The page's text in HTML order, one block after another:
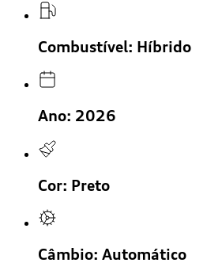
Combustível: Híbrido
Ano: 2026
Cor: Preto
Câmbio: Automático